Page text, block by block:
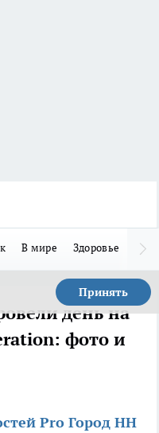
В мире Здоровье
Принять
день на
фото и
Pro Город НН